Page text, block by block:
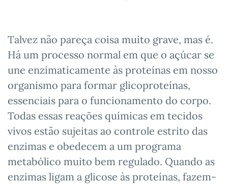
Talvez não pareça coisa muito grave, mas é.
Há um processo normal em que o açúcar se
une enzimaticamente às proteínas em nosso
organismo para formar glicoproteínas,
essenciais para o funcionamento do corpo.
Todas essas reações químicas em tecidos
vivos estão sujeitas ao controle estrito das
enzimas e obedecem a um programa
metabólico muito bem regulado. Quando as
enzimas ligam a glicose às proteínas, fazem-